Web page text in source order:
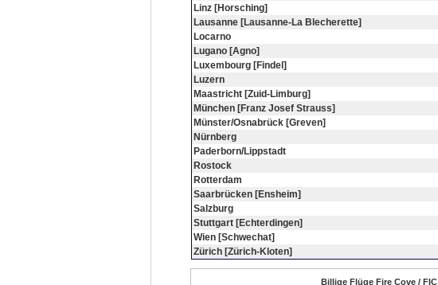
Linz [Horsching]
Lausanne [Lausanne-La Blecherette]
Locarno
Lugano [Agno]
Luxembourg [Findel]
Luzern
Maastricht [Zuid-Limburg]
München [Franz Josef Strauss]
Münster/Osnabrück [Greven]
Nürnberg
Paderborn/Lippstadt
Rostock
Rotterdam
Saarbrücken [Ensheim]
Salzburg
Stuttgart [Echterdingen]
Wien [Schwechat]
Zürich [Zürich-Kloten]
Billige Flüge Fire Cove /